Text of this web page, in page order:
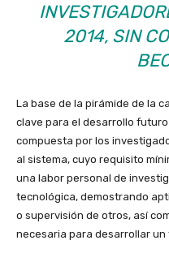
2014, SIN
La base de la pirámide de la
clave para el desarrollo
compuesta por los
al sistema, cuyo requisito
una labor personal de
tecnológica, demostrando
o supervisión de otros, así
necesaria para desarrollar un